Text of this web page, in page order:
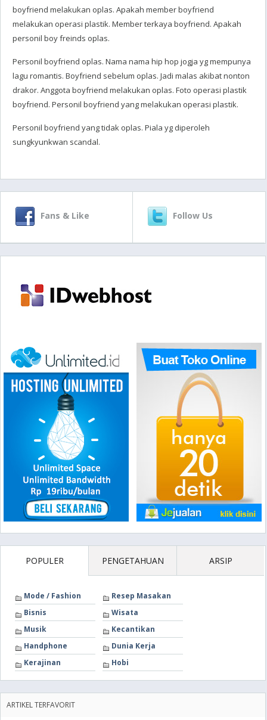
boyfriend melakukan oplas. Apakah member boyfriend
melakukan operasi plastik. Member terkaya boyfriend. Apakah
personil boy freinds oplas.
Personil boyfriend oplas. Nama nama hip hop jogja yg mempunya
lagu romantis. Boyfriend sebelum oplas. Jadi malas akibat nonton
drakor. Anggota boyfriend melakukan oplas. Foto operasi plastik
boyfriend. Personil boyfriend yang melakukan operasi plastik.
Personil boyfriend yang tidak oplas. Piala yg diperoleh
sungkyunkwan scandal.
Fans & Like Follow Us
POPULER PENGETAHUAN ARSIP
Mode / Fashion
Resep Masakan
Bisnis
Wisata
Musik
Kecantikan
Handphone
Dunia Kerja
Kerajinan
Hobi
ARTIKEL TERFAVORIT